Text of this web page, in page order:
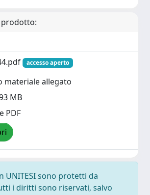
prodotto:
accesso aperto
materiale allegato
MB
PDF
UNITESI sono protetti da
i diritti sono riservati, salvo